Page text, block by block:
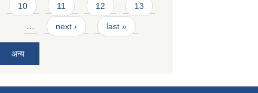
10 11 12 13
… next › last »
अन्य